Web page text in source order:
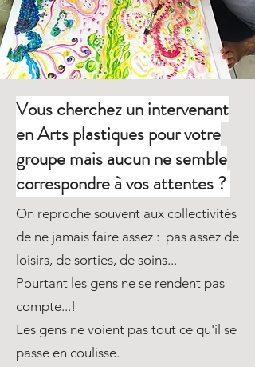
Vous cherchez un intervenant
en Arts plastiques pour votre
groupe mais aucun ne semble
correspondre à vos attentes ?
On reproche souvent aux collectivités
de ne jamais faire assez : pas assez de
loisirs, de sorties, de soins...
Pourtant les gens ne se rendent pas
compte...!
Les gens ne voient pas tout ce qu'il se
passe en coulisse.